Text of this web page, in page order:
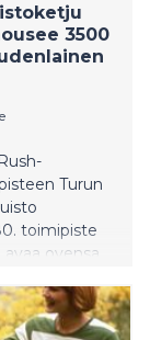
3500
Turun
toimipiste
ovensa
paikallista